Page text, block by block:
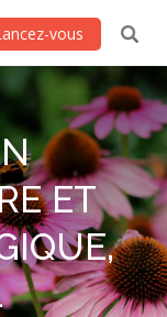
vous
ET